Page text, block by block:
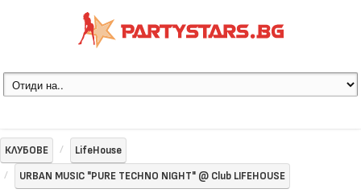
КЛУБОВЕ
LifeHouse
URBAN MUSIC "PURE TECHNO NIGHT" @ Club LIFEHOUSE